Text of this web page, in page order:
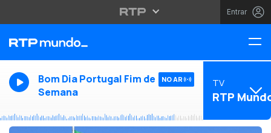
Entrar
Bom Dia Portugal Fim de
Semana
NO AR TV
RTP